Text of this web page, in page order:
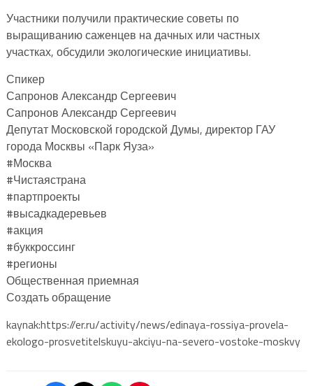
Участники получили практические советы по
выращиванию саженцев на дачных или частных
участках, обсудили экологические инициативы.
Спикер
Сапронов Александр Сергеевич
Сапронов Александр Сергеевич
Депутат Московской городской Думы, директор ГАУ
города Москвы «Парк Яуза»
#Москва
#Чистаястрана
#партпроекты
#высадкадеревьев
#акция
#буккроссинг
#регионы
Общественная приемная
Создать обращение
kaynak:https://er.ru/activity/news/edinaya-rossiya-provela-
ekologo-prosvetitelskuyu-akciyu-na-severo-vostoke-moskvy